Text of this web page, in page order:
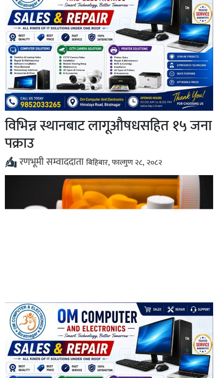
विभिन्न स्थानबाट लागूऔषधसहित १५ जना
पक्राउ
रणभूमी सम्वाददाताबिहिबार, फाल्गुण २८, २०८२